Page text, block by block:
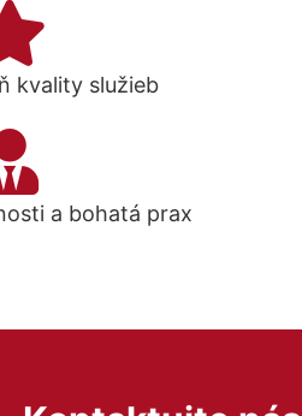
kvality služieb
a bohatá prax